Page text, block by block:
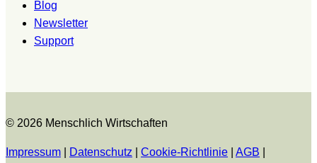
Blog
Newsletter
Support
© 2026 Menschlich Wirtschaften
Impressum Datenschutz Cookie-Richtlinie AGB